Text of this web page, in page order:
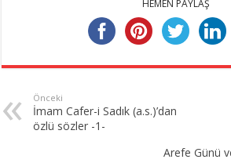
HEMEN PAYLAŞ
Önceki
İmam Cafer-i Sadık (a.s.)’dan
özlü sözler -1-
Arefe Günü